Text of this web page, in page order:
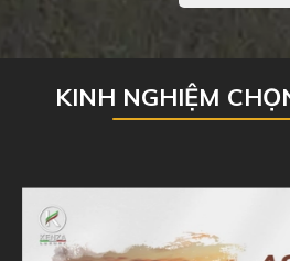
KINH NGHIỆM